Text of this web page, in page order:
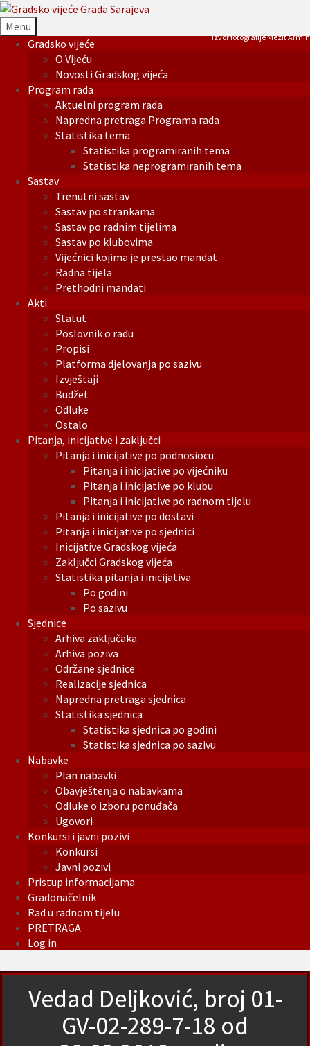
Menu
Gradsko vijeće
O Vijeću
Novosti Gradskog vijeća
Program rada
Aktuelni program rada
Napredna pretraga Programa rada
Statistika tema
Statistika programiranih tema
Statistika neprogramiranih tema
Sastav
Trenutni sastav
Sastav po strankama
Sastav po radnim tijelima
Sastav po klubovima
Vijećnici kojima je prestao mandat
Radna tijela
Prethodni mandati
Akti
Statut
Poslovnik o radu
Propisi
Platforma djelovanja po sazivu
Izvještaji
Budžet
Odluke
Ostalo
Pitanja, inicijative i zaključci
Pitanja i inicijative po podnosiocu
Pitanja i inicijative po vijećniku
Pitanja i inicijative po klubu
Pitanja i inicijative po radnom tijelu
Pitanja i inicijative po dostavi
Pitanja i inicijative po sjednici
Inicijative Gradskog vijeća
Zaključci Gradskog vijeća
Statistika pitanja i inicijativa
Po godini
Po sazivu
Sjednice
Arhiva zaključaka
Arhiva poziva
Održane sjednice
Realizacije sjednica
Napredna pretraga sjednica
Statistika sjednica
Statistika sjednica po godini
Statistika sjednica po sazivu
Nabavke
Plan nabavki
Obavještenja o nabavkama
Odluke o izboru ponuđača
Ugovori
Konkursi i javni pozivi
Konkursi
Javni pozivi
Pristup informacijama
Gradonačelnik
Rad u radnom tijelu
PRETRAGA
Log in
Izvor fotografije Mezit Armin
Vedad Deljković, broj 01-
GV-02-289-7-18 od